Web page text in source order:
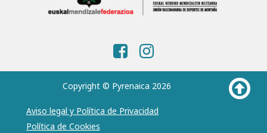
Copyright © Pyrenaica 2026
Aviso legal y Política de Privacidad
Política de Cookies